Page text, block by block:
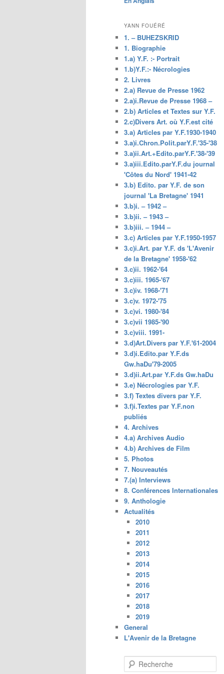
principal
YANN FOUÉRÉ
1. – BUHEZSKRID
1. Biographie
1.a) Y.F. :- Portrait
1.b)Y.F.:- Nécrologies
2. Livres
2.a) Revue de Presse 1962
2.a)i.Revue de Presse 1968 –
2.b) Articles et Textes sur Y.F.
2.c)Divers Art. où Y.F.est cité
3.a) Articles par Y.F.1930-1940
3.a)i.Chron.Polit.parY.F.'35-'38
3.a)ii.Art.+Edito.parY.F.'38-'39
3.a)iii.Edito.parY.F.du journal
'Côtes du Nord' 1941-42
3.b) Edito. par Y.F. de son
journal 'La Bretagne' 1941
3.b)i. – 1942 –
3.b)ii. – 1943 –
3.b)iii. – 1944 –
3.c) Articles par Y.F.1950-1957
3.c)i.Art. par Y.F. ds 'L'Avenir
de la Bretagne' 1958-'62
3.c)ii. 1962-'64
3.c)iii. 1965-'67
3.c)iv. 1968-'71
3.c)v. 1972-'75
3.c)vi. 1980-'84
3.c)vii 1985-'90
3.c)viii. 1991-
3.d)Art.Divers par Y.F.'61-2004
3.d)i.Edito.par Y.F.ds
Gw.haDu'79-2005
3.d)ii.Art.par Y.F.ds Gw.haDu
3.e) Nécrologies par Y.F.
3.f) Textes divers par Y.F.
3.f)i.Textes par Y.F.non
publiés
4. Archives
4.a) Archives Audio
4.b) Archives de Film
5. Photos
7. Nouveautés
7.(a) Interviews
8. Conférences Internationales
9. Anthologie
Actualités
2010
2011
2012
2013
2014
2015
2016
2017
2018
2019
General
L'Avenir de la Bretagne
e